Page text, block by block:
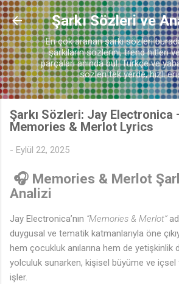
Ana içeriğe atla
Şarkı Sözleri ve
En çok aranan şarkı sözleri
şarkıların sözlerini, trend hitleri
parçaları anında bul. Türkçe ve
sözleri tek yerde, hızlı
Şarkı Sözleri: Jay Electronica
Memories & Merlot Lyrics
- Eylül 22, 2025
🎧 Memories & Merlot
Analizi
Jay Electronica’nın “Memories & Merlot”
duygusal ve tematik katmanlarıyla öne
hem çocukluk anılarına hem de yetişkinlik
yolculuk sunarken, kişisel büyüme ve içsel
işler.
♬